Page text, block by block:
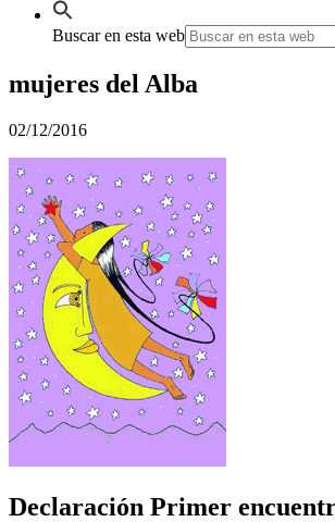
Buscar en esta web
mujeres del Alba
02/12/2016
Declaración Primer